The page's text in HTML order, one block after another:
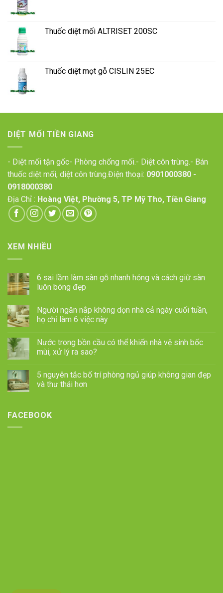
Thuốc diệt mối ALTRISET 200SC
Thuốc diệt mọt gỗ CISLIN 25EC
DIỆT MỐI TIỀN GIANG
- Diệt mối tận gốc- Phòng chống mối.- Diệt côn trùng.- Bán
thuốc diệt mối, diệt côn trùng.Điện thoại: 0901000380 -
0918000380
Địa Chỉ : Hoàng Việt, Phường 5, TP Mỹ Tho, Tiền Giang
XEM NHIỀU
6 sai lầm làm sàn gỗ nhanh hỏng và cách giữ sàn
luôn bóng đẹp
Người ngăn nắp không dọn nhà cả ngày cuối tuần,
họ chỉ làm 6 việc này
Nước trong bồn cầu có thể khiến nhà vệ sinh bốc
mùi, xử lý ra sao?
5 nguyên tắc bố trí phòng ngủ giúp không gian đẹp
và thư thái hơn
FACEBOOK